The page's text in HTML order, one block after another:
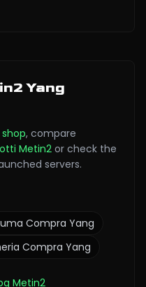
Yang
shop, compare
Metin2 or check the
servers.
Compra Yang
Compra Yang
Metin2